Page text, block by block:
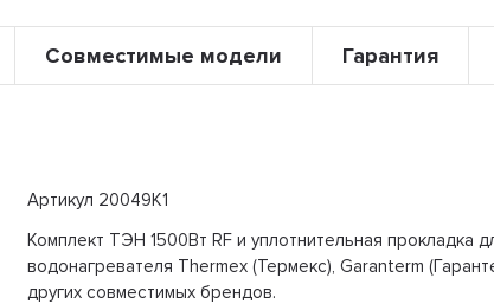
Совместимые модели Гарантия
Артикул 20049K1
Комплект ТЭН 1500Вт RF и уплотнительная прокладка
водонагревателя Thermex (Термекс), Garanterm
других совместимых брендов.